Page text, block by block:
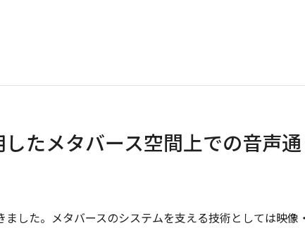
たメタバース空間上での音声通
した。メタバースのシステムを支える技術としては映像・